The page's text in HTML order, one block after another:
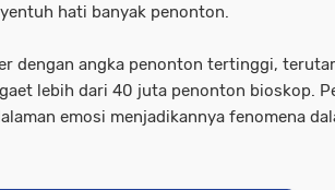
hati banyak penonton.
dengan angka penonton tertinggi,
lebih dari 40 juta penonton bioskop.
emosi menjadikannya fenomena